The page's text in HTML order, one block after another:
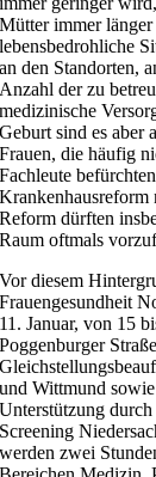
Mütter immer
lebensbedrohliche
an den Standorten,
Anzahl der zu
medizinische
Geburt sind es aber
Frauen, die häufig
Fachleute
Krankenhausreform
Reform dürften
Raum oftmals
Vor diesem
Frauengesundheit
11. Januar, von 15
Poggenburger
und Wittmund
Unterstützung
Screening
werden zwei